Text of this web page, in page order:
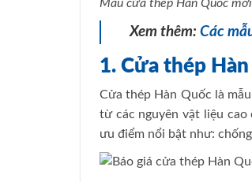
Mẫu cửa thép Hàn Quốc mới
Xem thêm: Các
1. Cửa thép
Cửa thép Hàn Quốc là
từ các nguyên vật liệu
ưu điểm nổi bật như: